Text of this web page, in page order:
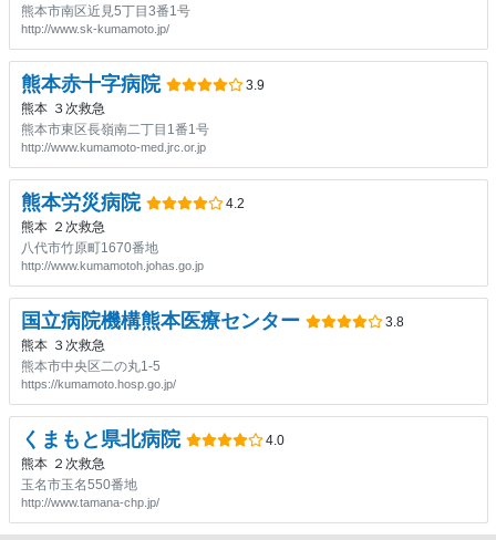
熊本市南区近見5丁目3番1号
http://www.sk-kumamoto.jp/
熊本赤十字病院
3.9
熊本 ３次救急
熊本市東区長嶺南二丁目1番1号
http://www.kumamoto-med.jrc.or.jp
熊本労災病院
4.2
熊本 ２次救急
八代市竹原町1670番地
http://www.kumamotoh.johas.go.jp
国立病院機構熊本医療センター
3.8
熊本 ３次救急
熊本市中央区二の丸1-5
https://kumamoto.hosp.go.jp/
くまもと県北病院
4.0
熊本 ２次救急
玉名市玉名550番地
http://www.tamana-chp.jp/